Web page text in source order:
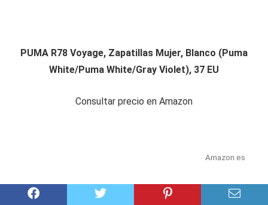
PUMA R78 Voyage, Zapatillas Mujer, Blanco (Puma
White/Puma White/Gray Violet), 37 EU
Consultar precio en Amazon
Amazon.es